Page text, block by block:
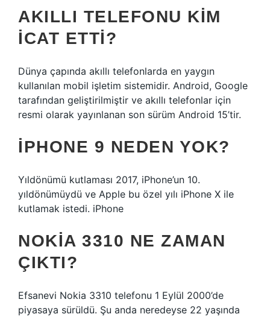
AKILLI TELEFONU KIM
ICAT ETTI?
Dünya çapında akıllı telefonlarda en yaygın
kullanılan mobil işletim sistemidir. Android, Google
tarafından geliştirilmiştir ve akıllı telefonlar için
resmi olarak yayınlanan son sürüm Android 15’tir.
İPHONE 9 NEDEN YOK?
Yıldönümü kutlaması 2017, iPhone’un 10.
yıldönümüydü ve Apple bu özel yılı iPhone X ile
kutlamak istedi. iPhone
NOKIA 3310 NE ZAMAN
ÇIKTI?
Efsanevi Nokia 3310 telefonu 1 Eylül 2000’de
piyasaya sürüldü. Şu anda neredeyse 22 yaşında